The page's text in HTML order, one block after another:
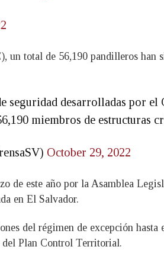
total de 56,190 pandilleros han
seguridad desarrolladas por
miembros de estructuras
October 29, 2022
de este año por la Asamblea
en El Salvador.
del régimen de excepción
Plan Control Territorial.